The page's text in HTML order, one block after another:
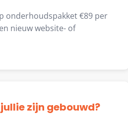
onderhoudspakket €89 per
nieuw website- of
zijn gebouwd?